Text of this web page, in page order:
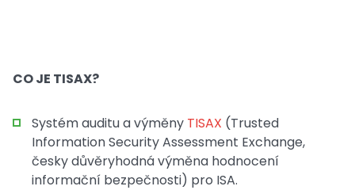
CO JE TISAX?
Systém auditu a výměny TISAX (Trusted
Information Security Assessment Exchange,
česky důvěryhodná výměna hodnocení
informační bezpečnosti) pro ISA.